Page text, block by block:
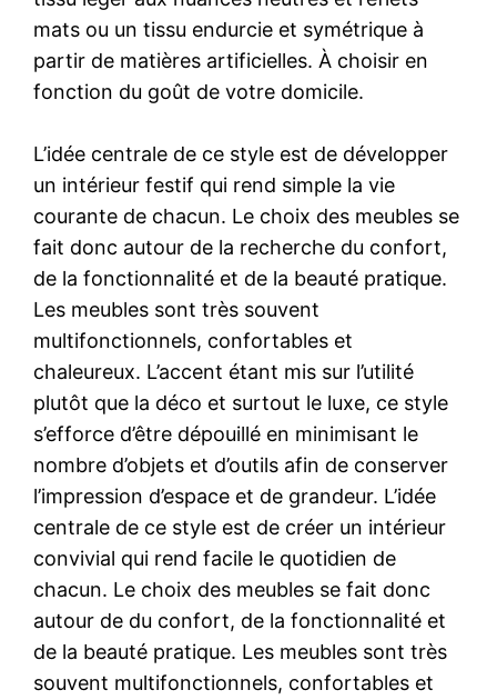
mats ou un tissu endurcie et symétrique à
partir de matières artificielles. À choisir en
fonction du goût de votre domicile.
L’idée centrale de ce style est de développer
un intérieur festif qui rend simple la vie
courante de chacun. Le choix des meubles se
fait donc autour de la recherche du confort,
de la fonctionnalité et de la beauté pratique.
Les meubles sont très souvent
multifonctionnels, confortables et
chaleureux. L’accent étant mis sur l’utilité
plutôt que la déco et surtout le luxe, ce style
s’efforce d’être dépouillé en minimisant le
nombre d’objets et d’outils afin de conserver
l’impression d’espace et de grandeur. L’idée
centrale de ce style est de créer un intérieur
convivial qui rend facile le quotidien de
chacun. Le choix des meubles se fait donc
autour de du confort, de la fonctionnalité et
de la beauté pratique. Les meubles sont très
souvent multifonctionnels, confortables et